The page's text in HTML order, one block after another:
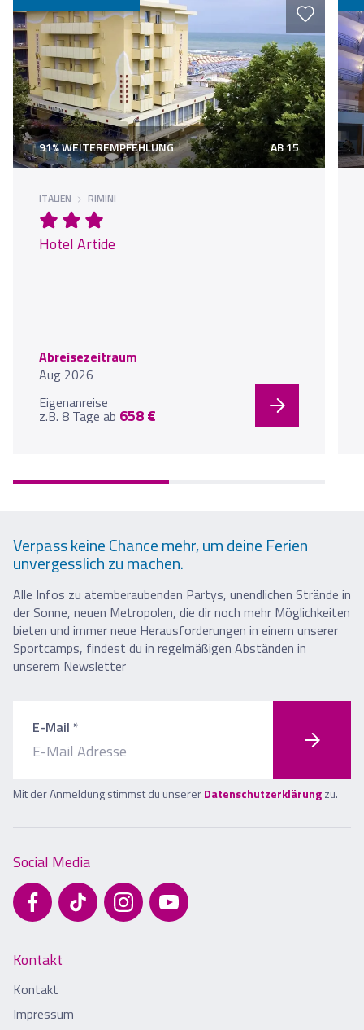
91% WEITEREMPFEHLUNG AB 15
ITALIEN RIMINI
Hotel Artide
Abreisezeitraum
Aug 2026
Eigenanreise
z.B. 8 Tage ab 658 €
Verpass keine Chance mehr, um deine Ferien
unvergesslich zu machen.
Alle Infos zu atemberaubenden Partys, unendlichen Strände in
der Sonne, neuen Metropolen, die dir noch mehr Möglichkeiten
bieten und immer neue Herausforderungen in einem unserer
Sportcamps, findest du in regelmäßigen Abständen in
unserem Newsletter
E-Mail *
Mit der Anmeldung stimmst du unsererDatenschutzerklärungzu.
Social Media
Kontakt
Kontakt
Impressum